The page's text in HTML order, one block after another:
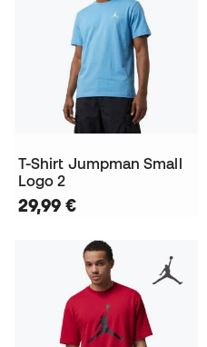
T-Shirt Jumpman Small
Logo 2
29,99 €